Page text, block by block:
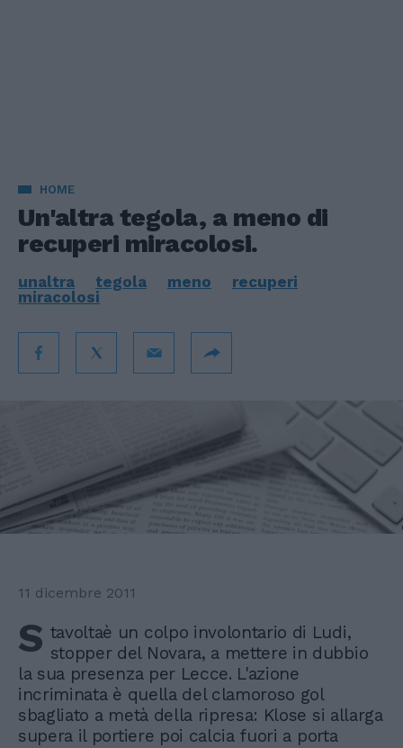
HOME
Un'altra tegola, a meno di
recuperi miracolosi.
unaltra tegola meno
recuperi
miracolosi
11 dicembre 2011
S tavoltaè un colpo involontario di Ludi,
stopper del Novara, a mettere in dubbio
la sua presenza per Lecce. L'azione
incriminata è quella del clamoroso gol
sbagliato a metà della ripresa: Klose si allarga
supera il portiere poi calcia fuori a porta